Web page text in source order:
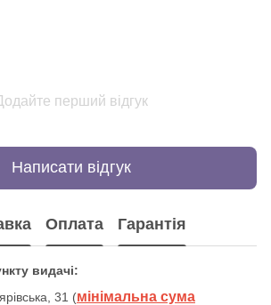
перший відгук
Написати відгук
Оплата Гарантія
видачі:
31 (мінімальна сума